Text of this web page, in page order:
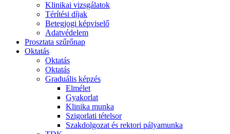
Klinikai vizsgálatok
Térítési díjak
Betegjogi képviselő
Adatvédelem
Prosztata szűrőnap
Oktatás
Oktatás
Oktatás
Graduális képzés
Elmélet
Gyakorlat
Klinika munka
Szigorlati tételsor
Szakdolgozat és rektori pályamunka